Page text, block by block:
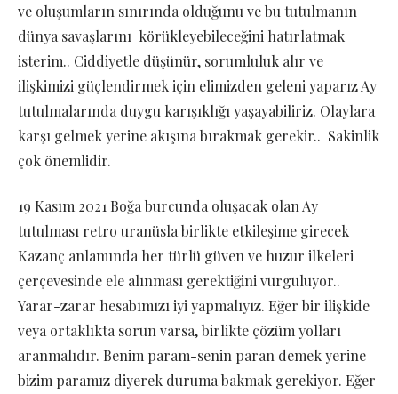
ve oluşumların sınırında olduğunu ve bu tutulmanın
dünya savaşlarını körükleyebileceğini hatırlatmak
isterim.. Ciddiyetle düşünür, sorumluluk alır ve
ilişkimizi güçlendirmek için elimizden geleni yaparız Ay
tutulmalarında duygu karışıklığı yaşayabiliriz. Olaylara
karşı gelmek yerine akışına bırakmak gerekir.. Sakinlik
çok önemlidir.
19 Kasım 2021 Boğa burcunda oluşacak olan Ay
tutulması retro uranüsla birlikte etkileşime girecek
Kazanç anlamında her türlü güven ve huzur ilkeleri
çerçevesinde ele alınması gerektiğini vurguluyor..
Yarar-zarar hesabımızı iyi yapmalıyız. Eğer bir ilişkide
veya ortaklıkta sorun varsa, birlikte çözüm yolları
aranmalıdır. Benim param-senin paran demek yerine
bizim paramız diyerek duruma bakmak gerekiyor. Eğer